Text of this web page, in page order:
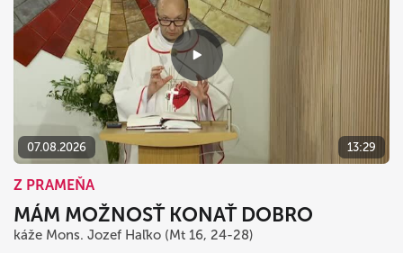
07.08.2026 13:29
Z PRAMEŇA
MÁM MOŽNOSŤ KONAŤ DOBRO
káže Mons. Jozef Haľko (Mt 16, 24-28)